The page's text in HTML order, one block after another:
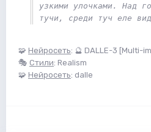
узкими улочками. Над
тучи, среди туч еле
🧩 Нейросеть: 🔮 DALLE-3 [Multi-
🎭 Стили: Realism
🧩 Нейросеть: dalle